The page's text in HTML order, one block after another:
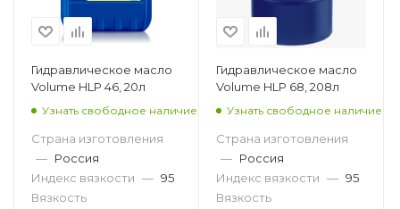
Гидравлическое масло
Volume HLP 46, 20л
Узнать свободное наличие
Страна изготовления
— Россия
Индекс вязкости — 95
Вязкость
Гидравлическое масло
Volume HLP 68, 208л
Узнать свободное наличие
Страна изготовления
— Россия
Индекс вязкости — 95
Вязкость